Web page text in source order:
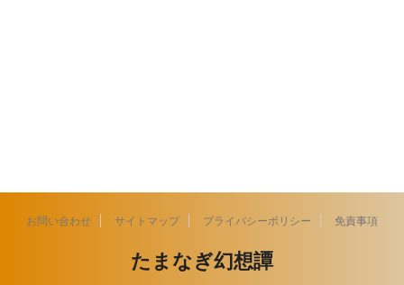
お問い合わせ サイトマップ プライバシーポリシー 免責事項
たまなぎ幻想譚